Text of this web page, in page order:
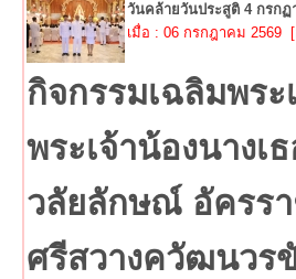
วันคล้ายวันประสูติ 4 กรกฏ
เมื่อ : 06 กรกฎาคม 2569
กิจกรรมเฉลิมพระ
พระเจ้าน้องนางเ
วลัยลักษณ์ อัครร
ศรีสวางควัฒนวร